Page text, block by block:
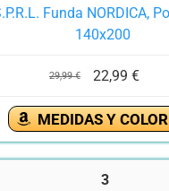
Funda NORDICA,
140x200
29,99 € 22,99 €
MEDIDAS Y
3